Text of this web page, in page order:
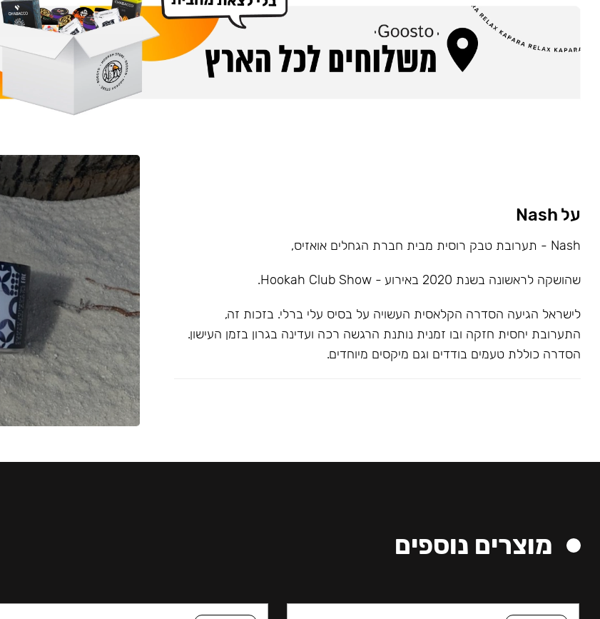
על Nash
Nash - תערובת טבק רוסית מבית חברת הגחלים אואזיס,
שהושקה לראשונה בשנת 2020 באירוע - Hookah Club Show.
לישראל הגיעה הסדרה הקלאסית העשויה על בסיס עלי ברלי. בזכות זה,
התערובת יחסית חזקה ובו זמנית נותנת הרגשה רכה ועדינה בגרון בזמן העישון.
הסדרה כוללת טעמים בודדים וגם מיקסים מיוחדים.
מוצרים נוספים